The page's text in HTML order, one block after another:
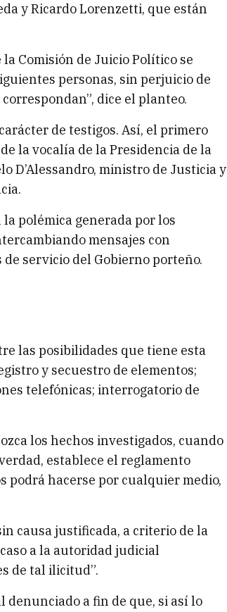
y Ricardo Lorenzetti, que están
Comisión de Juicio Político se
personas, sin perjuicio de
dice el planteo.
de testigos. Así, el primero
la vocalía de la Presidencia de la
D’Alessandro, ministro de Justicia y
polémica generada por los
mensajes con
servicio del Gobierno porteño.
las posibilidades que tiene esta
y secuestro de elementos;
telefónicas; interrogatorio de
los hechos investigados, cuando
establece el reglamento
podrá hacerse por cualquier medio,
causa justificada, a criterio de la
a la autoridad judicial
de tal ilicitud”.
denunciado a fin de que, si así lo